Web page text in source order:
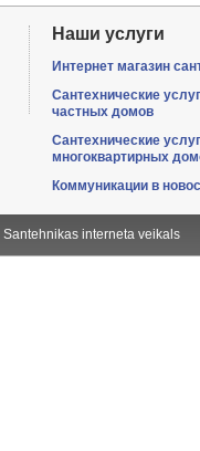
Наши услуги
Интернет магазин
Сантехнические
частных домов
Сантехнические
многоквартирных
Коммуникации в
Santehnikas interneta veikals